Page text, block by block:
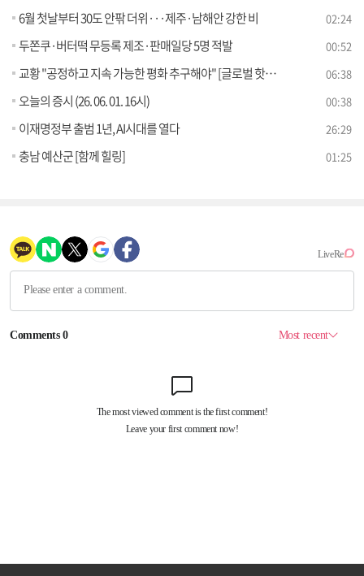
6월 첫날부터 30도 안팎 더위···제주·남해안 강한 비 02:24
두쫀쿠·버터떡 무등록 제조·판매일당 5명 적발 00:52
교황 "공정하고 지속 가능한 평화 추구해야" [글로벌 핫이슈] 06:38
오늘의 증시 (26. 06. 01. 16시) 00:38
이재명정부 출범 1년, AI시대를 열다 26:29
충남 예산군 [함께 힐링] 01:25